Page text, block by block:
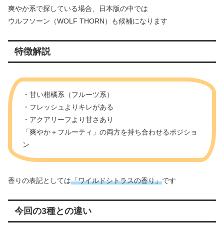
爽やか系で探している場合、日本版の中では
ウルフソーン（WOLF THORN）も候補になります
特徴解説
・甘い柑橘系（フルーツ系）
・フレッシュよりキレがある
・アクアリーフより甘さあり
「爽やか＋フルーティ」の両方を持ち合わせるポジショ
ン
香りの表記としては「ワイルドシトラスの香り」です
今回の3種との違い